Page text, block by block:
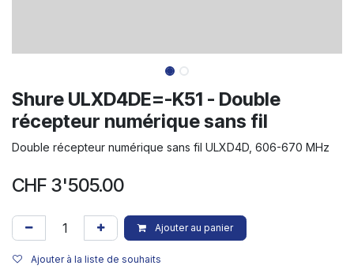
Shure ULXD4DE=-K51 - Double
récepteur numérique sans fil
Double récepteur numérique sans fil ULXD4D, 606-670 MHz
CHF 3'505.00
Ajouter au panier
Ajouter à la liste de souhaits